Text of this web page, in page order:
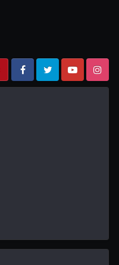
FacebookTwitter YouTube Instagram